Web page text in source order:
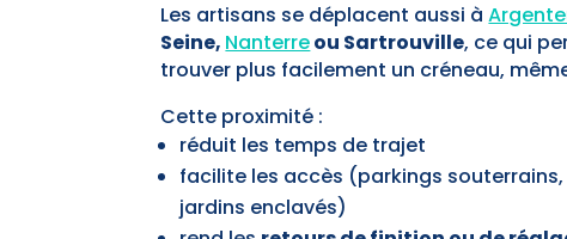
Les artisans se déplacent aussi à
Seine, Nanterreou Sartrouville, ce qui
trouver plus facilement un créneau,
Cette proximité :
réduit les temps de trajet
facilite les accès (parkings
jardins enclavés)